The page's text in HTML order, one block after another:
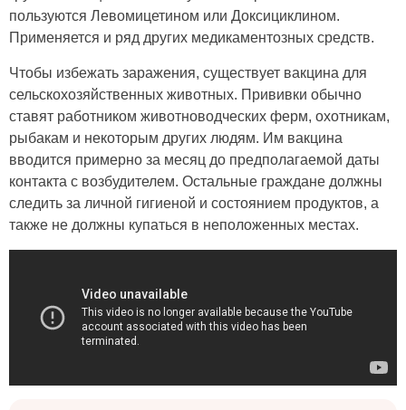
пользуются Левомицетином или Доксициклином.
Применяется и ряд других медикаментозных средств.
Чтобы избежать заражения, существует вакцина для
сельскохозяйственных животных. Прививки обычно
ставят работником животноводческих ферм, охотникам,
рыбакам и некоторым других людям. Им вакцина
вводится примерно за месяц до предполагаемой даты
контакта с возбудителем. Остальные граждане должны
следить за личной гигиеной и состоянием продуктов, а
также не должны купаться в неположенных местах.